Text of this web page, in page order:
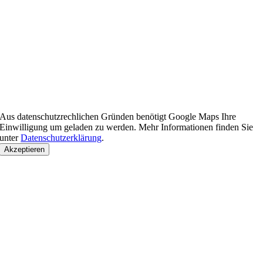
Aus datenschutzrechlichen Gründen benötigt Google Maps Ihre
Einwilligung um geladen zu werden. Mehr Informationen finden Sie
unterDatenschutzerklärung.
Akzeptieren